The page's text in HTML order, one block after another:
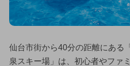
仙台市街から40分の距離にある
泉スキー場」は、初心者やファ